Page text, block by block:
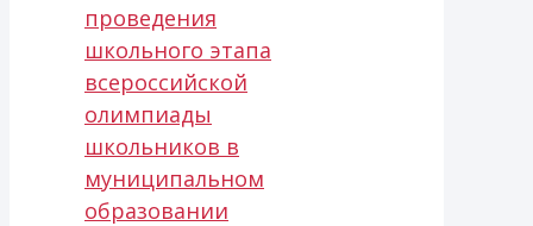
проведения
школьного этапа
всероссийской
олимпиады
школьников в
муниципальном
образовании